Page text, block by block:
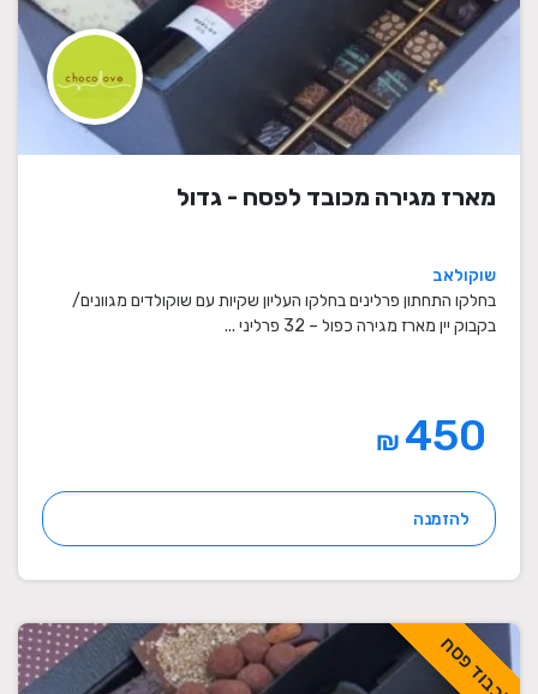
מארז מגירה מכובד לפסח - גדול
שוקולאב
בחלקו התחתון פרלינים בחלקו העליון שקיות עם שוקולדים מגוונים/
בקבוק יין מארז מגירה כפול – 32 פרליני ...
₪
להזמנה
לכבוד פסח